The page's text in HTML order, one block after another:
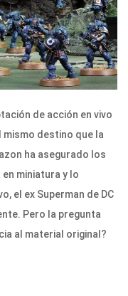
de acción en vivo
destino que la
ha asegurado los
miniatura y lo
el ex Superman de DC
Pero la pregunta
al material original?